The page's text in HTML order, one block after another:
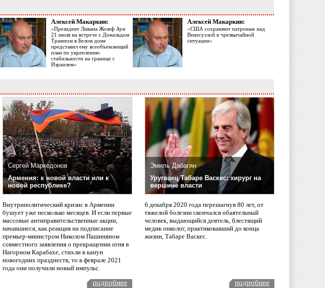
Алексей Макаркин:
«Президент Ливана Жозеф Аун
21 июля на встрече с Дональдом
Трампом в Белом доме
представил ему всеобъемлющий
план по укреплению
стабильности на границе с
Израилем»
Алексей Макаркин:
«США сохраняют патронаж над
Венесуэлой в чрезвычайной
ситуации»
Сергей Маркедонов
Армения: к новой власти или к
новой республике?
Внутриполитический кризис в Армении
бушует уже несколько месяцев. И если первые
массовые антиправительственные акции,
начавшиеся, как реакция на подписание
премьер-министром Николом Пашиняном
совместного заявления о прекращении огня в
Нагорном Карабахе, стихли в канун
новогодних празднеств, то в феврале 2021
года они получили новый импульс.
Эмиль Дабагян
Уругваец Табаре Васкес: хирург на
вершине власти
6 декабря 2020 года перешагнув 80 лет, от
тяжелой болезни скончался обаятельный
человек, выдающийся деятель, блестящий
медик онколог, практиковавший до конца
жизни, Табаре Васкес.
подробнее подробнее